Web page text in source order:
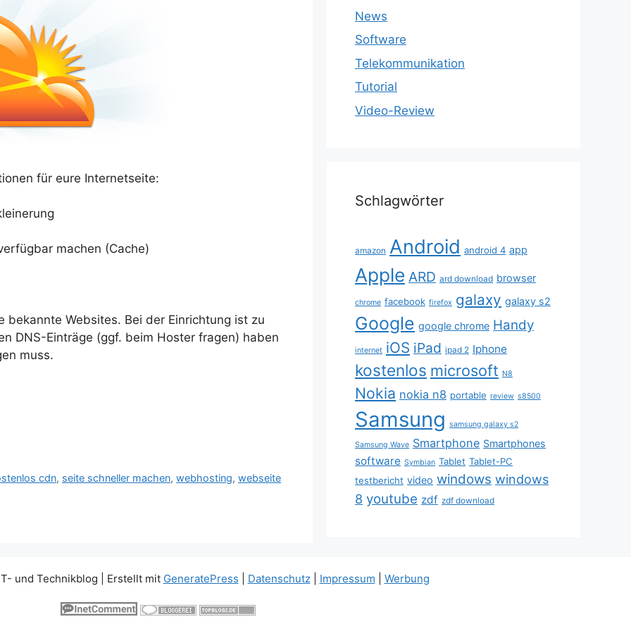
für eure Internetseite:
machen (Cache)
bekannte Websites. Bei der Einrichtung ist zu
DNS-Einträge (ggf. beim Hoster fragen) haben
muss.
cdn, seite schneller machen,webhosting,webseite
News
Software
Telekommunikation
Tutorial
Video-Review
Schlagwörter
amazon Android android 4 app
Apple ARD ard download browser
chrome facebook firefox galaxy galaxy s2
Google google chrome Handy
internet iOS iPad ipad 2 Iphone
kostenlos microsoft N8
Nokia nokia n8 portable review s8500
Samsung samsung galaxy s2
Samsung Wave Smartphone Smartphones
software Symbian Tablet Tablet-PC
testbericht video windows windows
8 youtube zdf zdf download
und Technikblog | Erstellt mit GeneratePress Datenschutz| Impressum Werbung